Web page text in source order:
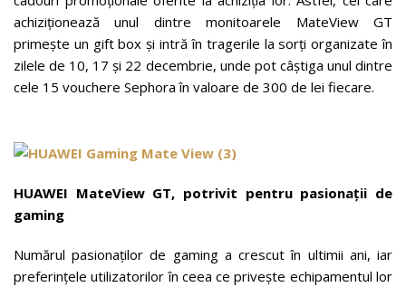
achiziționează unul dintre monitoarele MateView GT
primește un gift box și intră în tragerile la sorți organizate în
zilele de 10, 17 și 22 decembrie, unde pot câștiga unul dintre
cele 15 vouchere Sephora în valoare de 300 de lei fiecare.
HUAWEI MateView GT, potrivit pentru pasionații de
gaming
Numărul pasionaților de gaming a crescut în ultimii ani, iar
preferințele utilizatorilor în ceea ce privește echipamentul lor